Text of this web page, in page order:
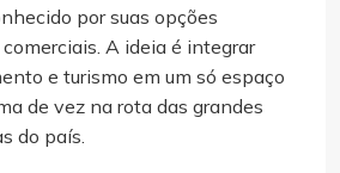
por suas opções
A ideia é integrar
e turismo em um só espaço
de vez na rota das grandes
do país.